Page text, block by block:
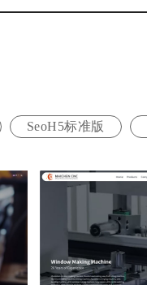
SeoH5标准版